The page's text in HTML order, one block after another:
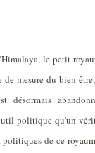
le petit
de mesure du bien-
désormais
politique qu'un
de ce